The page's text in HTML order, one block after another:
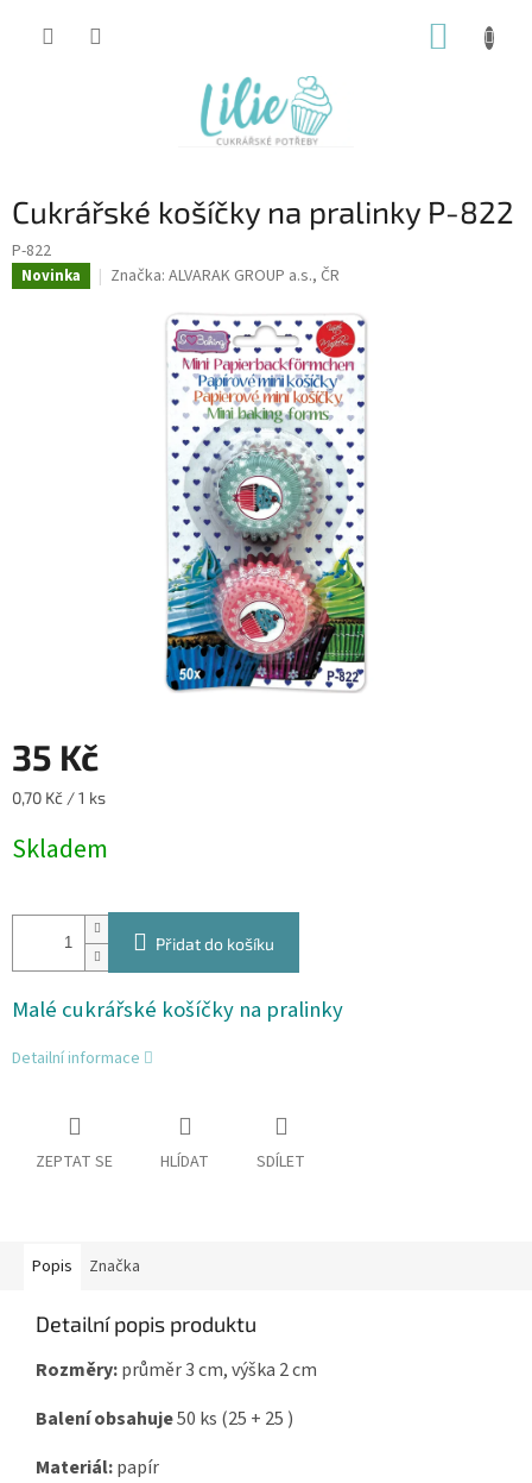
Cukrářské košíčky na pralinky P-822
P-822
Novinka Značka: ALVARAK GROUP a.s., ČR
35 Kč
Měrná
0,70 Kč / 1 ks
Skladem
Přidat do košíku
Malé cukrářské košíčky na pralinky
Detailní informace
ZEPTAT SE HLÍDAT SDÍLET
Popis Značka
Detailní popis produktu
Rozměry:průměr 3 cm, výška 2 cm
Balení obsahuje50 ks (25 + 25 )
Materiál:papír